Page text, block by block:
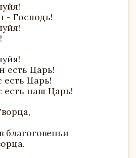
- Господь!
есть Царь!
есть Царь!
есть наш Царь!
благоговеньи